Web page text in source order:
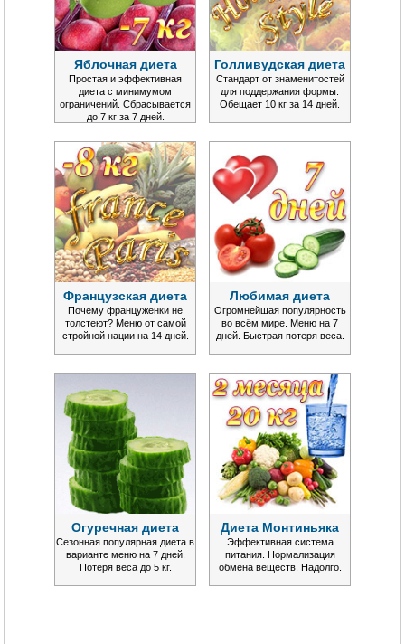
Яблочная диета
Простая и эффективная
диета с минимумом
ограничений. Сбрасывается
до 7 кг за 7 дней.
Голливудская диета
Стандарт от знаменитостей
для поддержания формы.
Обещает 10 кг за 14 дней.
Французская диета
Почему француженки не
толстеют? Меню от самой
стройной нации на 14 дней.
Любимая диета
Огромнейшая популярность
во всём мире. Меню на 7
дней. Быстрая потеря веса.
Огуречная диета
Сезонная популярная диета в
варианте меню на 7 дней.
Потеря веса до 5 кг.
Диета Монтиньяка
Эффективная система
питания. Нормализация
обмена веществ. Надолго.